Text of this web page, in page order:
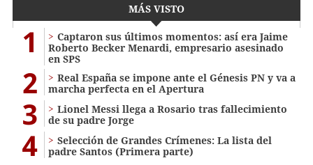
MÁS VISTO
1
Captaron sus últimos momentos: así era Jaime
Roberto Becker Menardi​​​, empresario asesinado
en SPS
2
Real España se impone ante el Génesis PN y va a
marcha perfecta en el Apertura
3
Lionel Messi llega a Rosario tras fallecimiento
de su padre Jorge
4
Selección de Grandes Crímenes: La lista del
padre Santos (Primera parte)